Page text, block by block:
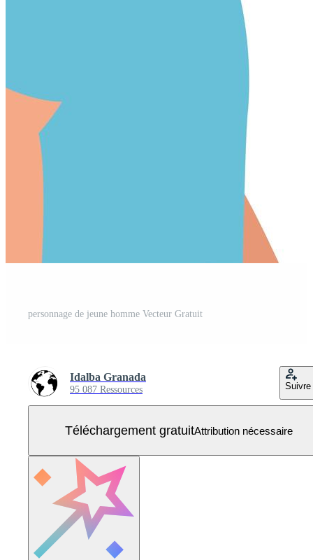
personnage de jeune homme Vecteur Gratuit
Idalba Granada
95 087 Ressources Suivre
Téléchargement gratuitAttribution nécessaire